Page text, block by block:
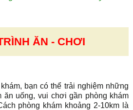
ĂN - CHƠI
bạn có thể trải nghiệm những
ăn uống, vui chơi gần phòng khám
phòng khám khoảng 2-10km là